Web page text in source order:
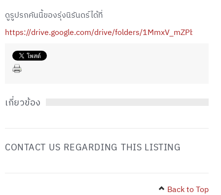
ดูรูปรถคันนี้ของรุ่งนิรันดร์ได้ที่
https://drive.google.com/drive/folders/
เกี่ยวข้อง
CONTACT US REGARDING THIS LISTING
Back to Top